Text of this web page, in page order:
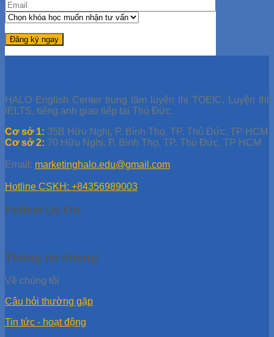
HALO English Center trung tâm luyện thi TOEIC, Luyện thi
IELTS, tiếng anh giao tiếp tại Thủ Đức.
Cơ sở 1: 35B Hữu Nghị, P. Bình Thọ, TP. Thủ Đức, TP HCM
Cơ sở 2: 70 Hữu Nghị, P. Bình Thọ, TP. Thủ Đức, TP HCM
Email: marketinghalo.edu@gmail.com
Hotline CSKH: +84356989003
Follow Us On
Thông tin chung
Về chúng tôi
Câu hỏi thường gặp
Tin tức - hoạt động